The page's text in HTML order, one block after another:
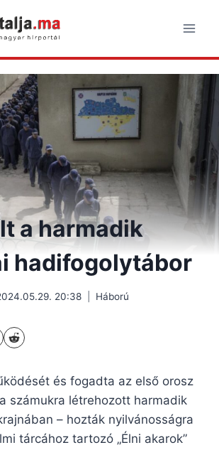
a harmadik
hadifogolytábor
20:38 Háború
és fogadta az első orosz
számukra létrehozott harmadik
– hozták nyilvánosságra
tárcához tartozó „Élni akarok”